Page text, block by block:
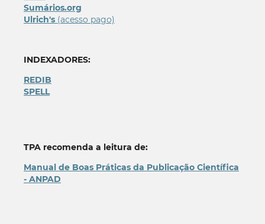
Sumários.org
Ulrich's(acesso pago)
INDEXADORES:
REDIB
SPELL
TPA recomenda a leitura de:
Manual de Boas Práticas da Publicação Científica
- ANPAD